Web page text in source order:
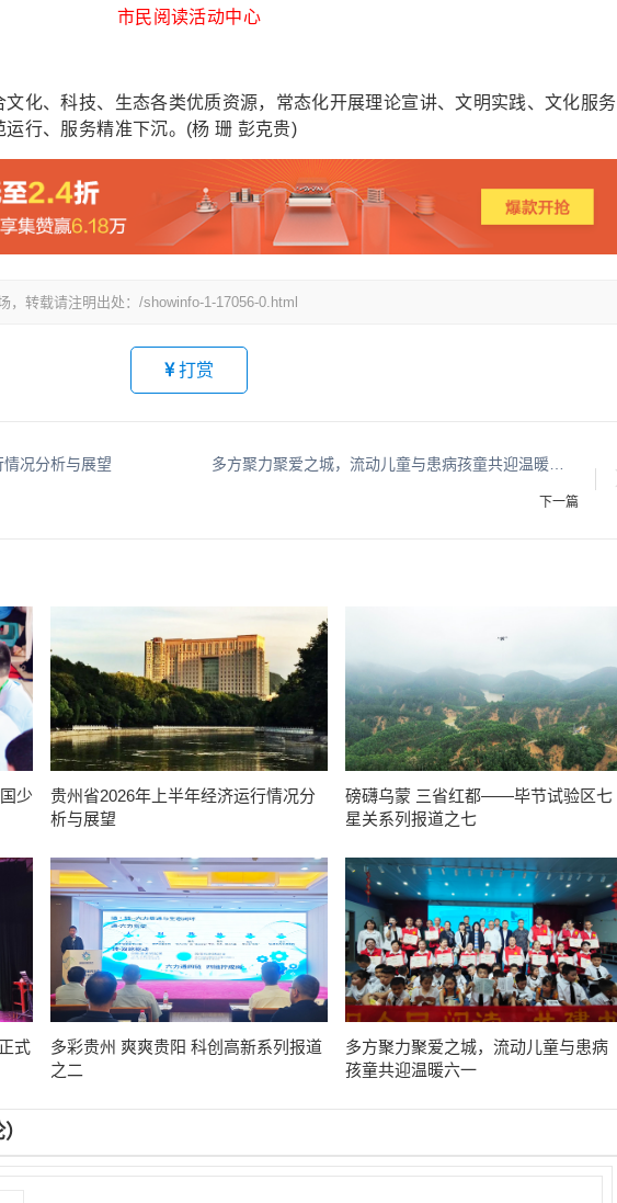
市民阅读活动中心
、科技、生态各类优质资源，常态化开展理论宣讲、文明实践、文化服务
行、服务精准下沉。(杨 珊 彭克贵)
，转载请注明出处：/showinfo-1-17056-0.html
打赏
况分析与展望 多方聚力聚爱之城，流动儿童与患病孩童共迎温暖六一
下一篇
少
贵州省2026年上半年经济运行情况分
析与展望
磅礴乌蒙 三省红都——毕节试验区七
星关系列报道之七
式
多彩贵州 爽爽贵阳 科创高新系列报道
之二
多方聚力聚爱之城，流动儿童与患病
孩童共迎温暖六一